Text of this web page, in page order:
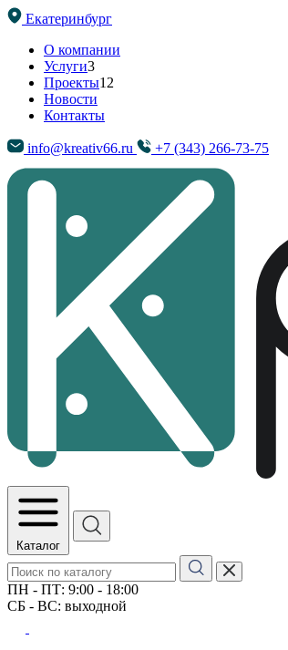
Екатеринбург
О компании
Услуги3
Проекты12
Новости
Контакты
info@kreativ66.ru +7 (343) 266-73-75
Каталог
ПН - ПТ: 9:00 - 18:00
СБ - ВС: выходной